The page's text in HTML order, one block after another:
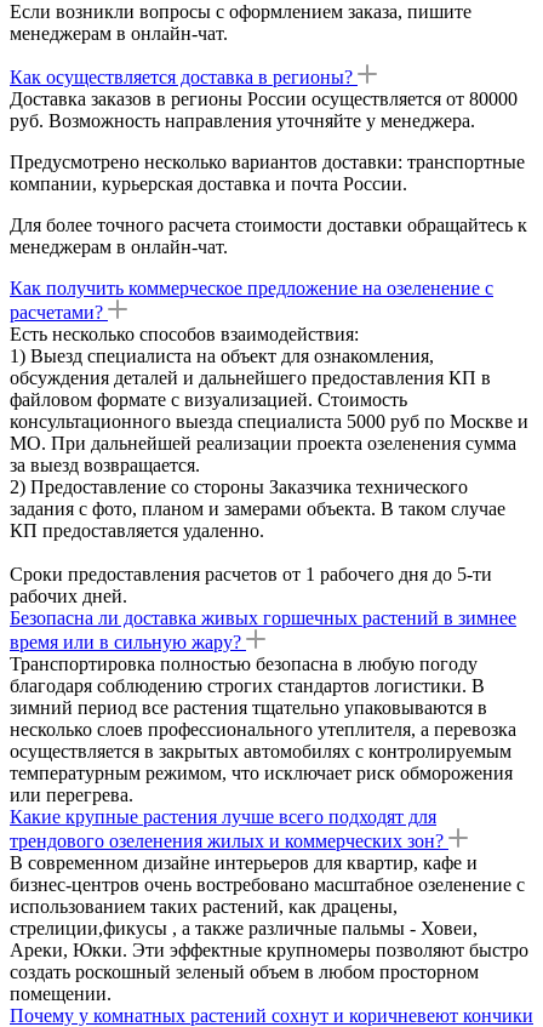
Если возникли вопросы с оформлением заказа, пишите
менеджерам в онлайн-чат.
Как осуществляется доставка в регионы?
Доставка заказов в регионы России осуществляется от 80000
руб. Возможность направления уточняйте у менеджера.
Предусмотрено несколько вариантов доставки: транспортные
компании, курьерская доставка и почта России.
Для более точного расчета стоимости доставки обращайтесь к
менеджерам в онлайн-чат.
Как получить коммерческое предложение на озеленение с
расчетами?
Есть несколько способов взаимодействия:
1) Выезд специалиста на объект для ознакомления,
обсуждения деталей и дальнейшего предоставления КП в
файловом формате с визуализацией. Стоимость
консультационного выезда специалиста 5000 руб по Москве и
МО. При дальнейшей реализации проекта озеленения сумма
за выезд возвращается.
2) Предоставление со стороны Заказчика технического
задания с фото, планом и замерами объекта. В таком случае
КП предоставляется удаленно.
Сроки предоставления расчетов от 1 рабочего дня до 5-ти
рабочих дней.
Безопасна ли доставка живых горшечных растений в зимнее
время или в сильную жару?
Транспортировка полностью безопасна в любую погоду
благодаря соблюдению строгих стандартов логистики. В
зимний период все растения тщательно упаковываются в
несколько слоев профессионального утеплителя, а перевозка
осуществляется в закрытых автомобилях с контролируемым
температурным режимом, что исключает риск обморожения
или перегрева.
Какие крупные растения лучше всего подходят для
трендового озеленения жилых и коммерческих зон?
В современном дизайне интерьеров для квартир, кафе и
бизнес-центров очень востребовано масштабное озеленение с
использованием таких растений, как драцены,
стрелиции,фикусы , а также различные пальмы - Ховеи,
Ареки, Юкки. Эти эффектные крупномеры позволяют быстро
создать роскошный зеленый объем в любом просторном
помещении.
Почему у комнатных растений сохнут и коричневеют кончики